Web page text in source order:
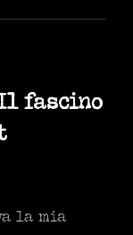
fascino
la mia